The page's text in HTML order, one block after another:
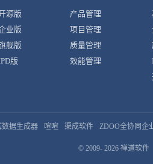
源版
业版
舰版
版
产品管理
项目管理
质量管理
效能管理
数据生成器 喧喧 渠成软件 ZDOO全协同企
© 2009- 2026 禅道软件